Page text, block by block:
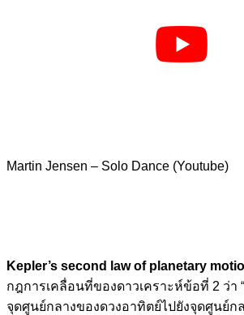
Martin Jensen – Solo Dance (Youtube)
Kepler’s second law of planetary
กฎการเคลื่อนที่ของดาวเคราะห์ข้อที่ 2 ว่า
จุดศูนย์กลางของดวงอาทิตย์ไปยังจุดศูนย์ก